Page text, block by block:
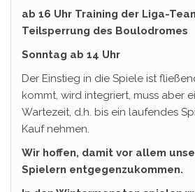
ab 16 Uhr Training der Liga-
Teilsperrung des Boulodromes
Sonntag ab 14 Uhr
Der Einstieg in die Spiele ist
kommt, wird integriert, muss aber
Wartezeit, d.h. bis ein laufendes
Kauf nehmen.
Wir hoffen, damit vor allem
Spielern entgegenzukommen.